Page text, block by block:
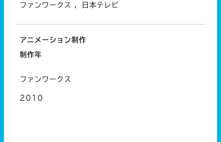
ファンワークス ，日本テレビ
アニメーション制作
制作年
ファンワークス
2010